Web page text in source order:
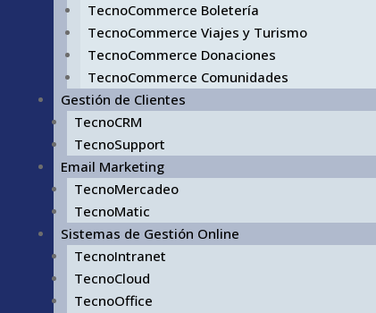
TecnoCommerce Boletería
TecnoCommerce Viajes y Turismo
TecnoCommerce Donaciones
TecnoCommerce Comunidades
Gestión de Clientes
TecnoCRM
TecnoSupport
Email Marketing
TecnoMercadeo
TecnoMatic
Sistemas de Gestión Online
TecnoIntranet
TecnoCloud
TecnoOffice